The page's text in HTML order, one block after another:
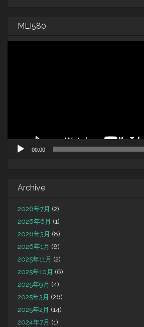
MLI580
00:00
Archive
2026年7月 (2)
2026年6月 (1)
2026年3月 (8)
2026年1月 (8)
2025年11月 (2)
2025年10月 (6)
2025年9月 (4)
2025年3月 (26)
2025年2月 (14)
2024年7月 (1)